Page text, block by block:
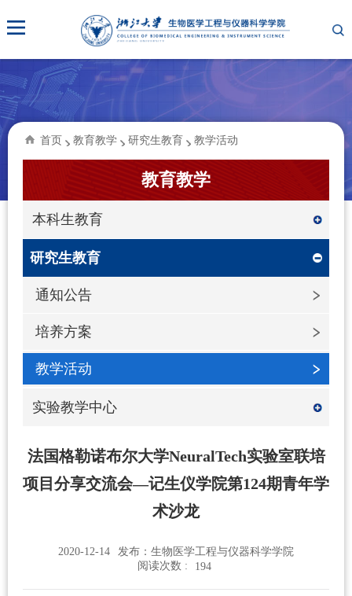
首页 教育教学 研究生教育 教学活动
教育教学
本科生教育
研究生教育
通知公告
培养方案
教学活动
实验教学中心
法国格勒诺布尔大学NeuralTech实验室联培
项目分享交流会—记生仪学院第124期青年学
术沙龙
2020-12-14
发布：生物医学工程与仪器科学学院
阅读次数 :
194